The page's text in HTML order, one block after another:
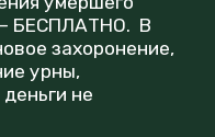
– БЕСПЛАТНО. В
захоронение,
урны,
не